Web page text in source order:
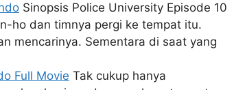
Sinopsis Police University Episode 10
ho dan timnya pergi ke tempat itu.
mencarinya. Sementara di saat yang
Full Movie Tak cukup hanya